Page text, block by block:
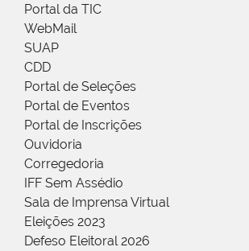
Portal da TIC
WebMail
SUAP
CDD
Portal de Seleções
Portal de Eventos
Portal de Inscrições
Ouvidoria
Corregedoria
IFF Sem Assédio
Sala de Imprensa Virtual
Eleições 2023
Defeso Eleitoral 2026